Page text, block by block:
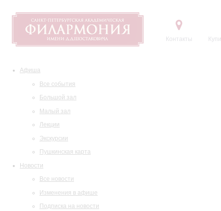
Контакты
Афиша
Все события
Большой зал
Малый зал
Лекции
Экскурсии
Пушкинская карта
Новости
Все новости
Изменения в афише
Подписка на новости